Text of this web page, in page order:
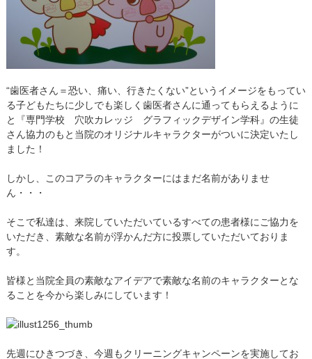
“歯医者さん＝恐い、痛い、行きたくない”というイメージをもってい
る子どもたちに少しでも楽しく歯医者さんに通ってもらえるように
と『専門学校 穴吹カレッジ グラフィックデザイン学科』の生徒
さん協力のもと当院のオリジナルキャラクターがついに決定いたし
ました！
しかし、このコアラのキャラクターにはまだ名前がありませ
ん・・・
そこで私達は、来院していただいているすべての患者様にご協力を
いただき、素敵な名前が浮かんだ方に投票していただいておりま
す。
皆様と当院全員の素敵なアイデアで素敵な名前のキャラクターとな
ることを今から楽しみにしています！
先週にひきつづき、今週もクリーニングキャンペーンを実施してお